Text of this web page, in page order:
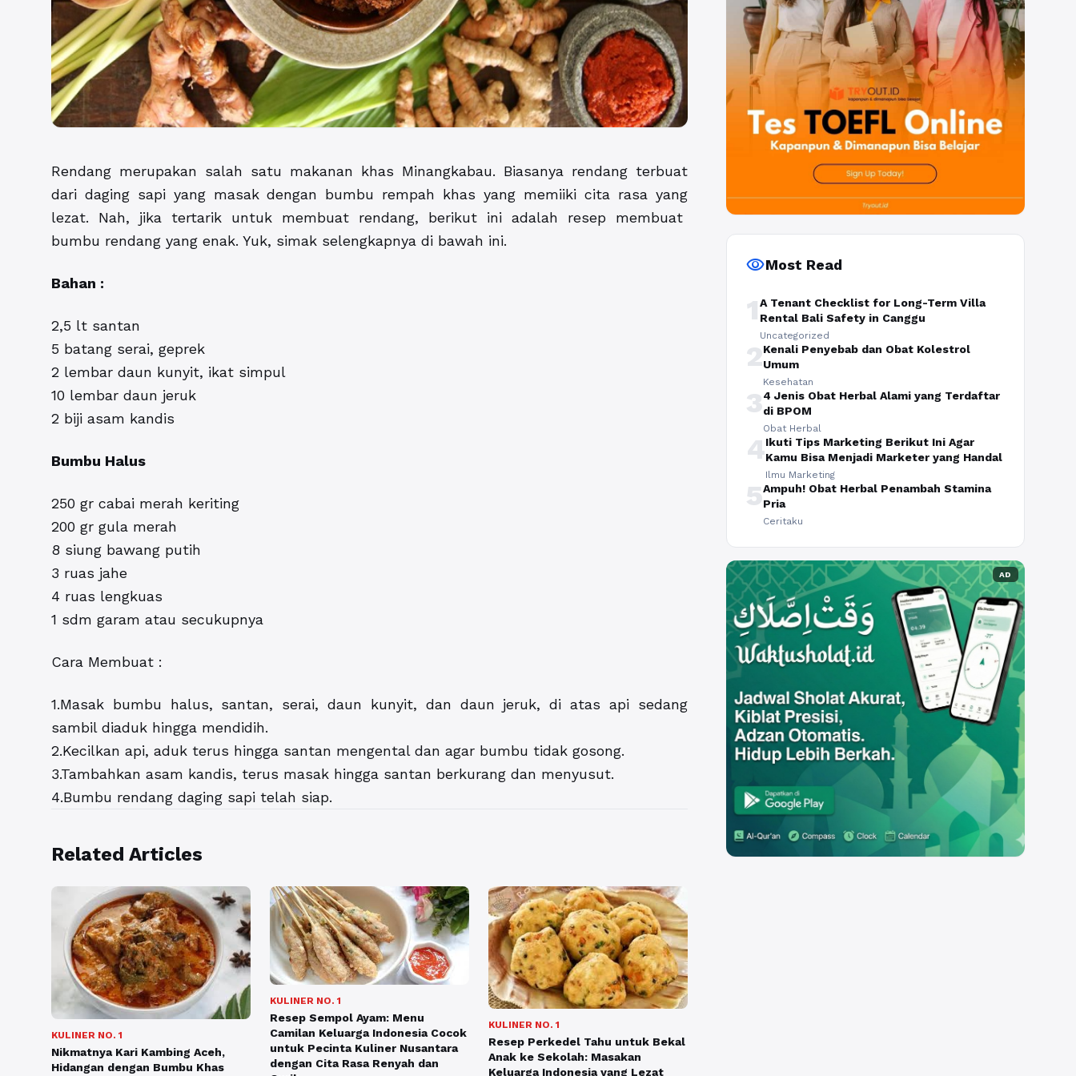
Rendang merupakan salah satu makanan khas Minangkabau. Biasanya rendang terbuat
dari daging sapi yang masak dengan bumbu rempah khas yang memiiki cita rasa yang
lezat. Nah, jika tertarik untuk membuat rendang, berikut ini adalah resep membuat
bumbu rendang yang enak. Yuk, simak selengkapnya di bawah ini.
Bahan :
2,5 lt santan
5 batang serai, geprek
2 lembar daun kunyit, ikat simpul
10 lembar daun jeruk
2 biji asam kandis
Bumbu Halus
250 gr cabai merah keriting
200 gr gula merah
8 siung bawang putih
3 ruas jahe
4 ruas lengkuas
1 sdm garam atau secukupnya
Cara Membuat :
1.Masak bumbu halus, santan, serai, daun kunyit, dan daun jeruk, di atas api sedang
sambil diaduk hingga mendidih.
2.Kecilkan api, aduk terus hingga santan mengental dan agar bumbu tidak gosong.
3.Tambahkan asam kandis, terus masak hingga santan berkurang dan menyusut.
4.Bumbu rendang daging sapi telah siap.
Related Articles
KULINER NO. 1
Nikmatnya Kari Kambing Aceh,
Hidangan dengan Bumbu Khas
KULINER NO. 1
Resep Sempol Ayam: Menu
Camilan Keluarga Indonesia Cocok
untuk Pecinta Kuliner Nusantara
dengan Cita Rasa Renyah dan
KULINER NO. 1
Resep Perkedel Tahu untuk Bekal
Anak ke Sekolah: Masakan
Keluarga Indonesia yang Lezat
visibilityMost Read
1A Tenant Checklist for Long-Term Villa
Rental Bali Safety in Canggu
Uncategorized
2Kenali Penyebab dan Obat Kolestrol
Umum
Kesehatan
34 Jenis Obat Herbal Alami yang Terdaftar
di BPOM
Obat Herbal
4Ikuti Tips Marketing Berikut Ini Agar
Kamu Bisa Menjadi Marketer yang Handal
Ilmu Marketing
5Ampuh! Obat Herbal Penambah Stamina
Pria
Ceritaku
AD